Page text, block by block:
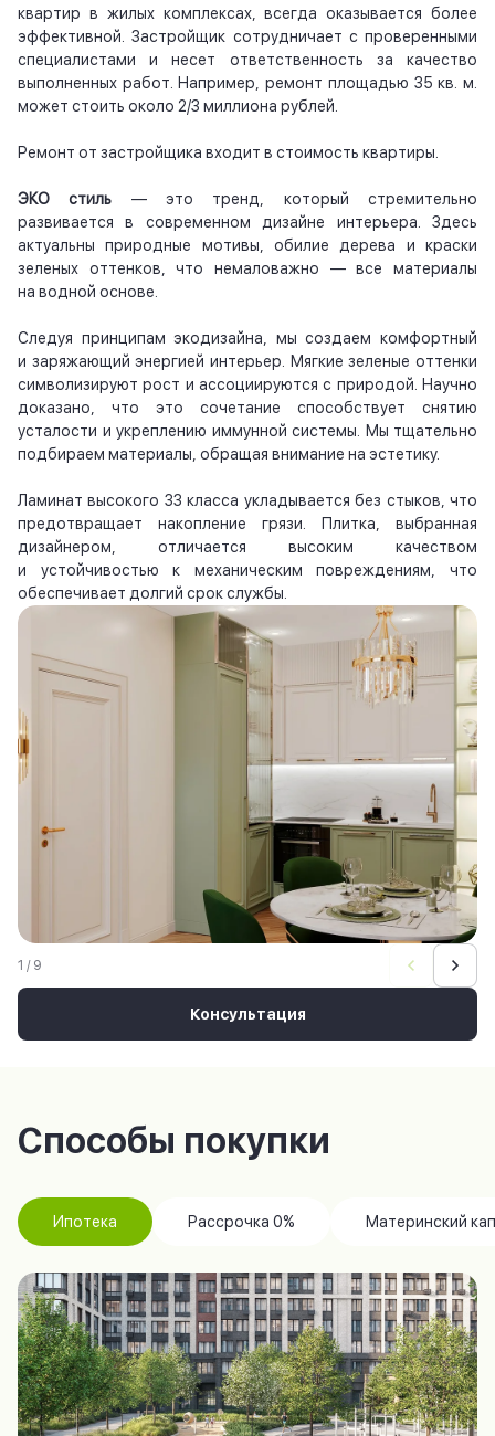
квартир в жилых комплексах, всегда оказывается более
эффективной. Застройщик сотрудничает с проверенными
специалистами и несет ответственность за качество
выполненных работ. Например, ремонт площадью 35 кв. м.
может стоить около 2/3 миллиона рублей.
Ремонт от застройщика входит в стоимость квартиры.
ЭКО стиль — это тренд, который стремительно
развивается в современном дизайне интерьера. Здесь
актуальны природные мотивы, обилие дерева и краски
зеленых оттенков, что немаловажно — все материалы
на водной основе.
Следуя принципам экодизайна, мы создаем комфортный
и заряжающий энергией интерьер. Мягкие зеленые оттенки
символизируют рост и ассоциируются с природой. Научно
доказано, что это сочетание способствует снятию
усталости и укреплению иммунной системы. Мы тщательно
подбираем материалы, обращая внимание на эстетику.
Ламинат высокого 33 класса укладывается без стыков, что
предотвращает накопление грязи. Плитка, выбранная
дизайнером, отличается высоким качеством
и устойчивостью к механическим повреждениям, что
обеспечивает долгий срок службы.
Консультация
1 / 9
Способы покупки
Ипотека Рассрочка 0% Материнский